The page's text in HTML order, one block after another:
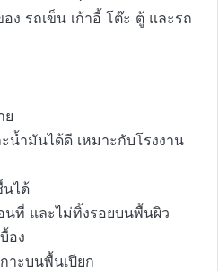
ง รถเข็น เก้าอี้ โต๊ะ ตู้ และรถ
ย
น้ำมันได้ดี เหมาะกับโรงงาน
ได้
นที่ และไม่ทิ้งรอยบนพื้นผิว
อง
าะบนพื้นเปียก